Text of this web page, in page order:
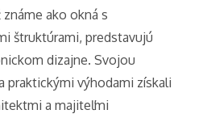
ako okná s
štruktúrami, predstavujú
dizajne. Svojou
praktickými výhodami získali
a majiteľmi